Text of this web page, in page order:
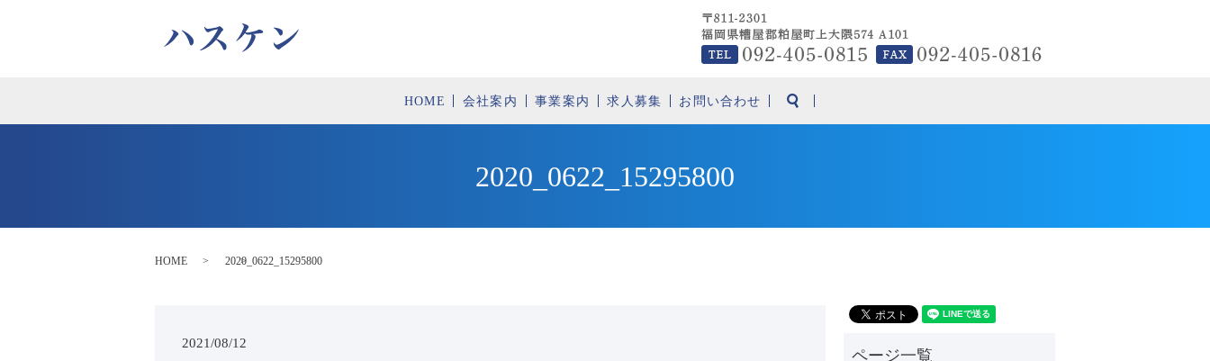
HOME 会社案内 事業案内 求人募集 お問い合わせ
2020_0622_15295800
HOME 2020_0622_15295800
2021/08/12